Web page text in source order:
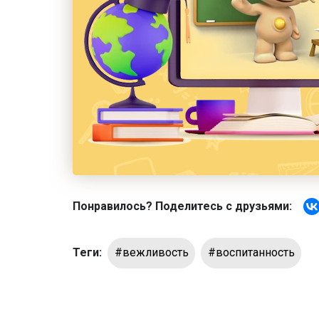
Понравилось? Поделитесь с друзьями:
Теги: #вежливость #воспитанность